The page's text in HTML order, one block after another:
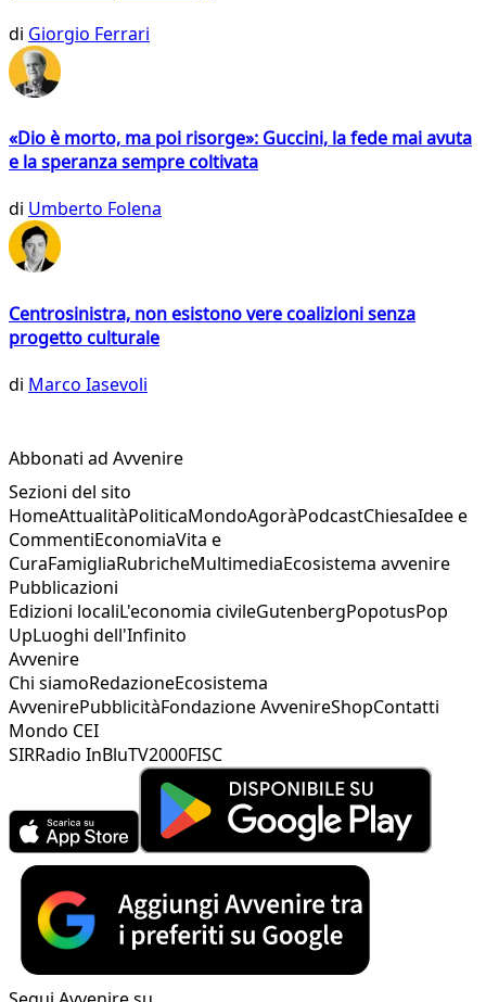
di Giorgio Ferrari
«Dio è morto, ma poi risorge»: Guccini, la fede mai avuta
e la speranza sempre coltivata
di Umberto Folena
Centrosinistra, non esistono vere coalizioni senza
progetto culturale
di Marco Iasevoli
Abbonati ad Avvenire
Sezioni del sito
HomeAttualitàPoliticaMondoAgoràPodcastChiesaIdee e
CommentiEconomiaVita e
CuraFamigliaRubricheMultimediaEcosistema avvenire
Pubblicazioni
Edizioni localiL'economia civileGutenbergPopotusPop
UpLuoghi dell'Infinito
Avvenire
Chi siamoRedazioneEcosistema
AvvenirePubblicitàFondazione AvvenireShopContatti
Mondo CEI
SIRRadio InBluTV2000FISC